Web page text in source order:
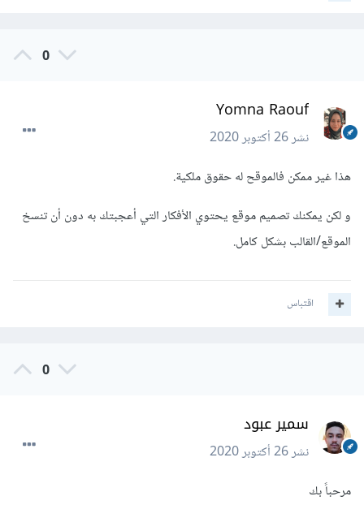
0
Yomna Raouf
نشر26 أكتوبر 2020
هذا غير ممكن فالموقح له حقوق ملكية.
و لكن يمكنك تصميم موقع يحتوي الأفكار التي أعجبتك به دون أن تنسخ
الموقع/القالب بشكل كامل.
اقتباس
0
سمير عبود
نشر26 أكتوبر 2020
مرحباً بك